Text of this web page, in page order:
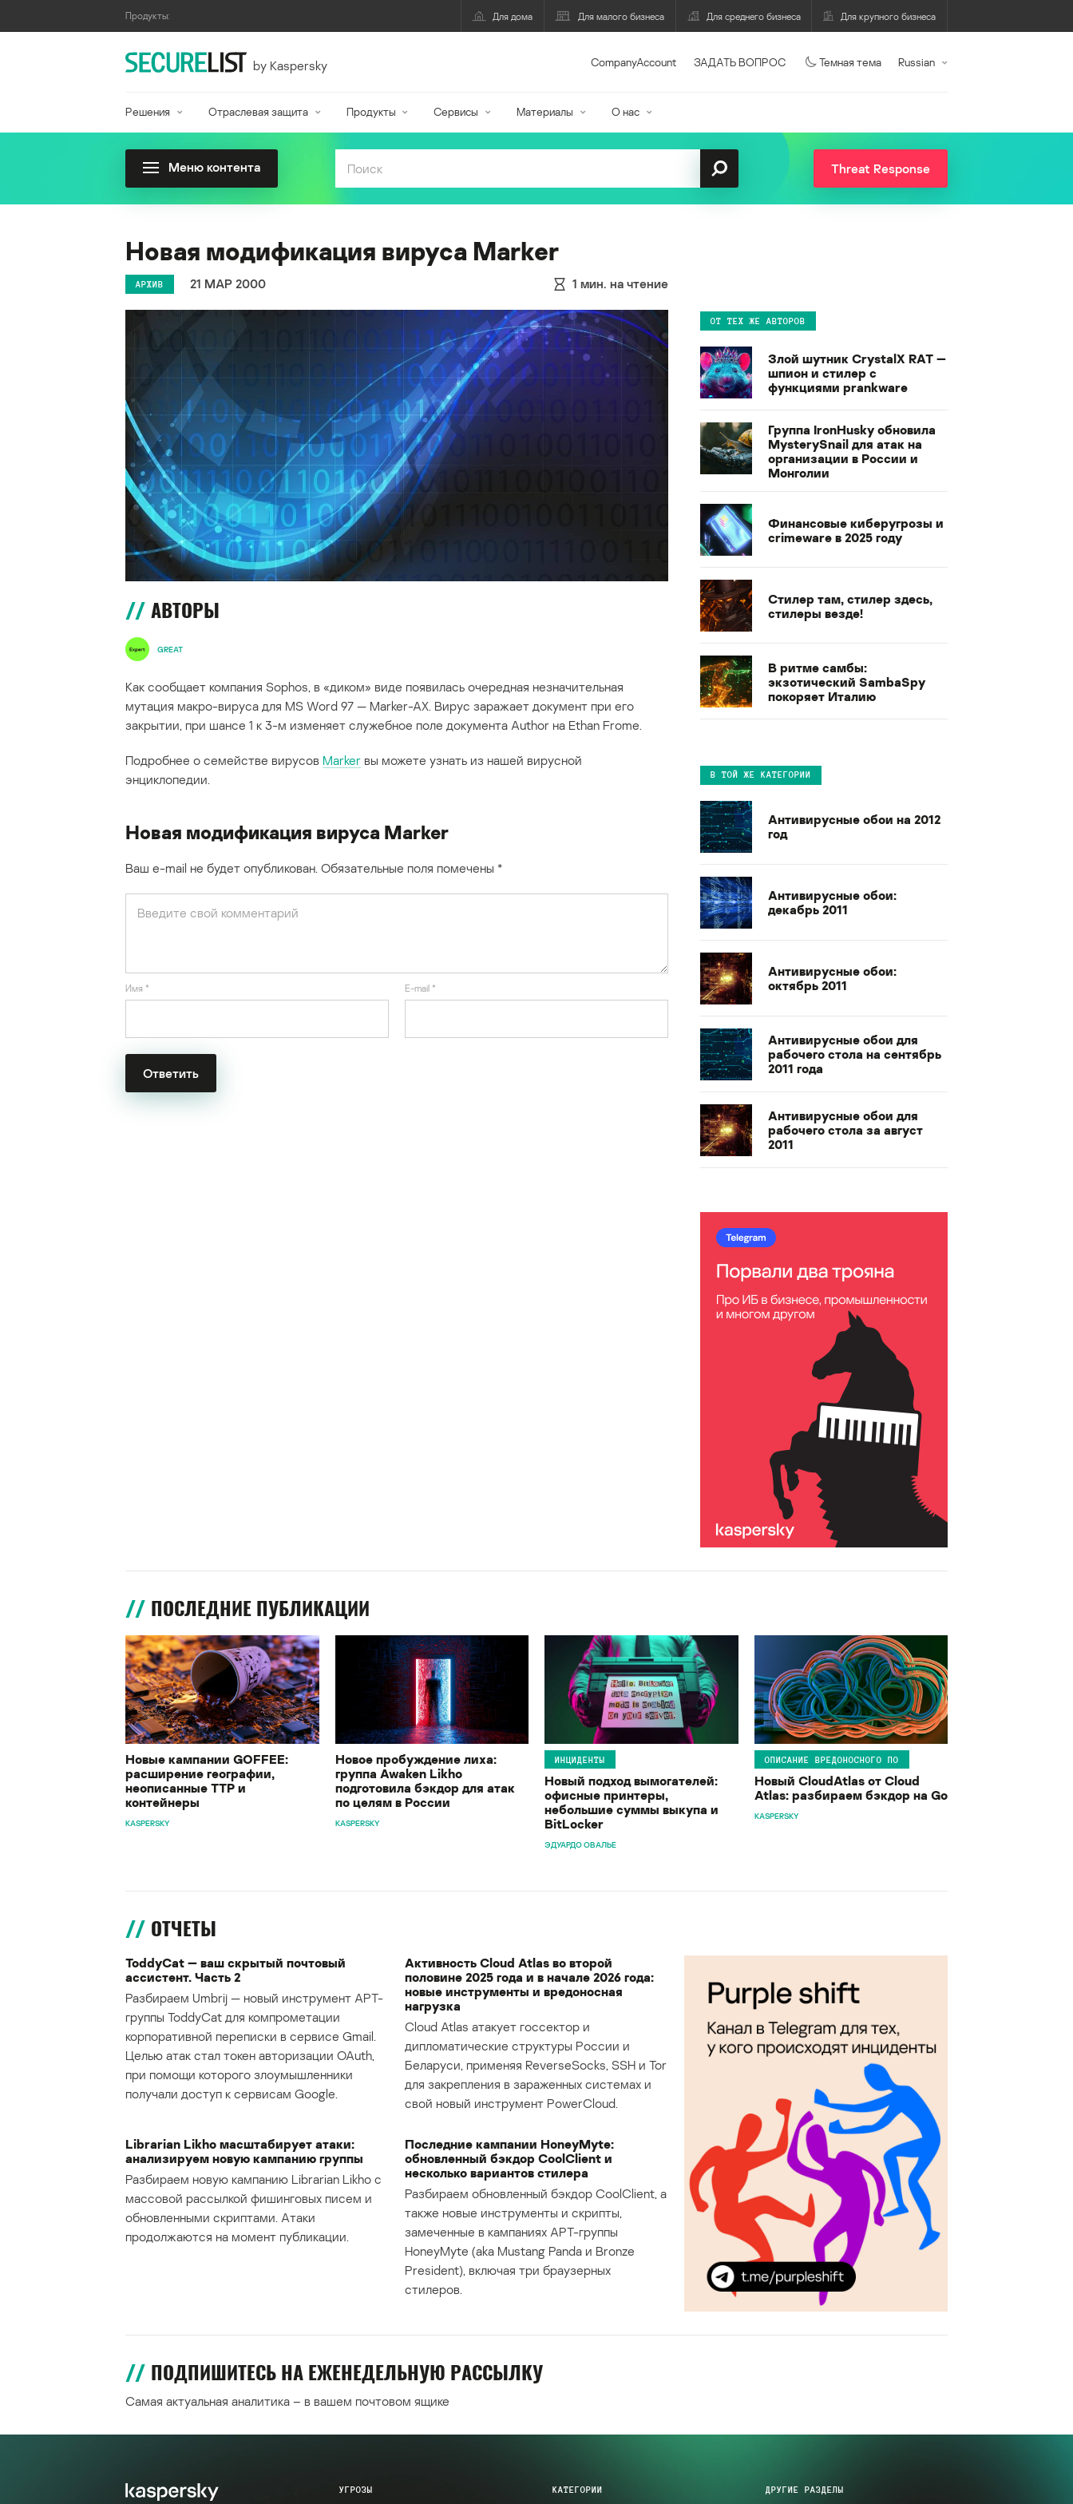
Продукты: Для дома Для малого бизнеса Для среднего бизнеса Для крупного бизнеса
by Kaspersky CompanyAccount ЗАДАТЬ ВОПРОС Темная тема Russian
Решения Отраслевая защита Продукты Сервисы Материалы О нас
Меню контента Threat Response
Новая модификация вируса Marker
АРХИВ 21 МАР 2000 1 мин. на чтение
АВТОРЫ
GREAT
Как сообщает компания Sophos, в «диком» виде появилась очередная незначительная
мутация макро-вируса для MS Word 97 — Marker-AX. Вирус заражает документ при его
закрытии, при шансе 1 к 3-м изменяет служебное поле документа Author на Ethan Frome.
Подробнее о семействе вирусов Marker вы можете узнать из нашей вирусной
энциклопедии.
Новая модификация вируса Marker
Ваш e-mail не будет опубликован. Обязательные поля помечены *
Имя * E-mail *
ОТ ТЕХ ЖЕ АВТОРОВ
Злой шутник CrystalX RAT —
шпион и стилер с
функциями prankware
Группа IronHusky обновила
MysterySnail для атак на
организации в России и
Монголии
Финансовые киберугрозы и
crimeware в 2025 году
Стилер там, стилер здесь,
стилеры везде!
В ритме самбы:
экзотический SambaSpy
покоряет Италию
В ТОЙ ЖЕ КАТЕГОРИИ
Антивирусные обои на 2012
год
Антивирусные обои:
декабрь 2011
Антивирусные обои:
октябрь 2011
Антивирусные обои для
рабочего стола на сентябрь
2011 года
Антивирусные обои для
рабочего стола за август
2011
ПОСЛЕДНИЕ ПУБЛИКАЦИИ
Новые кампании GOFFEE:
расширение географии,
неописанные TTP и
контейнеры
KASPERSKY
Новое пробуждение лиха:
группа Awaken Likho
подготовила бэкдор для атак
по целям в России
KASPERSKY
ИНЦИДЕНТЫ
Новый подход вымогателей:
офисные принтеры,
небольшие суммы выкупа и
BitLocker
ЭДУАРДО ОВАЛЬЕ
ОПИСАНИЕ ВРЕДОНОСНОГО ПО
Новый CloudAtlas от Cloud
Atlas: разбираем бэкдор на Go
KASPERSKY
ОТЧЕТЫ
ToddyCat — ваш скрытый почтовый
ассистент. Часть 2
Разбираем Umbrij — новый инструмент APT-
группы ToddyCat для компрометации
корпоративной переписки в сервисе Gmail.
Целью атак стал токен авторизации OAuth,
при помощи которого злоумышленники
получали доступ к сервисам Google.
Активность Cloud Atlas во второй
половине 2025 года и в начале 2026 года:
новые инструменты и вредоносная
нагрузка
Cloud Atlas атакует госсектор и
дипломатические структуры России и
Беларуси, применяя ReverseSocks, SSH и Tor
для закрепления в зараженных системах и
свой новый инструмент PowerCloud.
Librarian Likho масштабирует атаки:
анализируем новую кампанию группы
Разбираем новую кампанию Librarian Likho с
массовой рассылкой фишинговых писем и
обновленными скриптами. Атаки
продолжаются на момент публикации.
Последние кампании HoneyMyte:
обновленный бэкдор CoolClient и
несколько вариантов стилера
Разбираем обновленный бэкдор CoolClient, а
также новые инструменты и скрипты,
замеченные в кампаниях APT-группы
HoneyMyte (aka Mustang Panda и Bronze
President), включая три браузерных
стилеров.
ПОДПИШИТЕСЬ НА ЕЖЕНЕДЕЛЬНУЮ РАССЫЛКУ
Самая актуальная аналитика – в вашем почтовом ящике
УГРОЗЫ КАТЕГОРИИ ДРУГИЕ РАЗДЕЛЫ